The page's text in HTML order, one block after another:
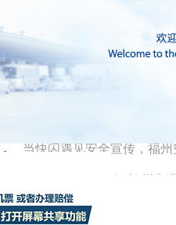
安全乘机 平安出行|福州空
福州机场东京航线加密至每